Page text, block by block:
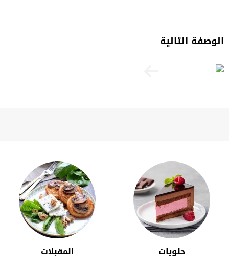
الوصفة التالية
حلويات المقبلات